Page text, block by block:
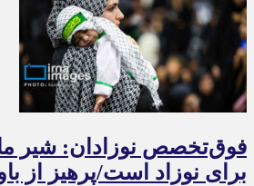
فوق‌تخصص نوزادان: شیر
برای نوزاد است/پرهیز از